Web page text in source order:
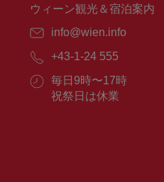
ウィーン観光＆宿泊案内
E
ー
ル：
info@wien.info
電
番
号：
+43-1-24 555
営
業
毎日9時〜17時
祝祭日は休業